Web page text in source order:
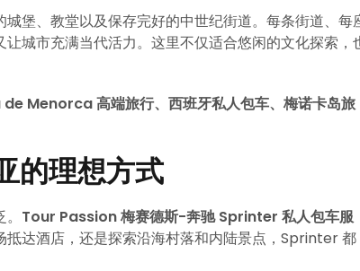
堡、教堂以及保存完好的中世纪街道。每条街道、每
城市充满当代活力。这里不仅适合悠闲的文化探索，
Menorca 高端旅行、西班牙私人包车、梅诺卡岛旅
的理想方式
Tour Passion 梅赛德斯-奔驰 Sprinter 私人包车服
抵达酒店，还是探索沿海村落和内陆景点，Sprinter 都